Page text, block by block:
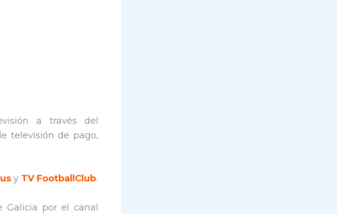
a través del
televisión de pago,
y TV FootballClub.
por el canal